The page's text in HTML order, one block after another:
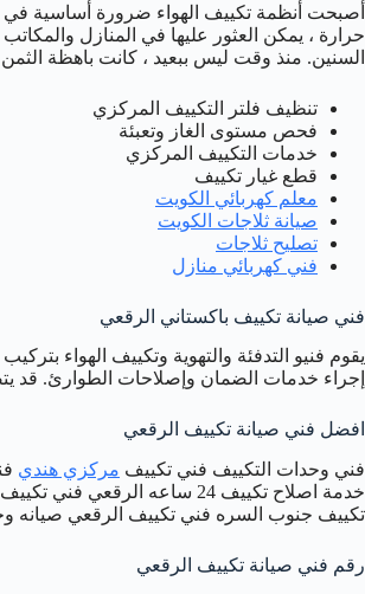
أصبحت أنظمة تكييف الهواء ضرورة أساسية في
حرارة ، يمكن العثور عليها في المنازل
السنين. منذ وقت ليس ببعيد ، كانت باهظة
تنظيف فلتر التكييف المركزي
فحص مستوى الغاز وتعبئة
خدمات التكييف المركزي
قطع غيار تكييف
معلم كهربائي الكويت
صيانة ثلاجات الكويت
تصليح ثلاجات
فني كهربائي منازل
فني صيانة تكييف باكستاني الرقعي
يقوم فنيو التدفئة والتهوية وتكييف الهواء
إجراء خدمات الضمان وإصلاحات الطوارئ. قد
افضل فني صيانة تكييف الرقعي
فني وحدات التكييف فني تكييف مركزي هندي
خدمة اصلاح تكييف 24 ساعه الرقعي فني تكييف
تكييف جنوب السره فني تكييف الرقعي صيانه
رقم فني صيانة تكييف الرقعي